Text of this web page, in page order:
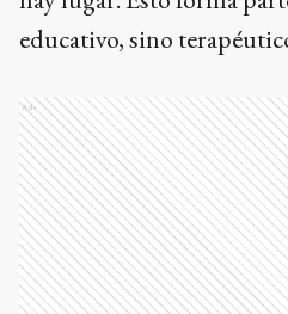
educativo, sino
Ads